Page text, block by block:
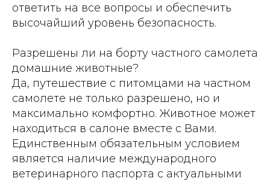
ответить на все вопросы и обеспечить
высочайший уровень безопасность.
Разрешены ли на борту частного самолета
домашние животные?
Да, путешествие с питомцами на частном
самолете не только разрешено, но и
максимально комфортно. Животное может
находиться в салоне вместе с Вами.
Единственным обязательным условием
является наличие международного
ветеринарного паспорта с актуальными